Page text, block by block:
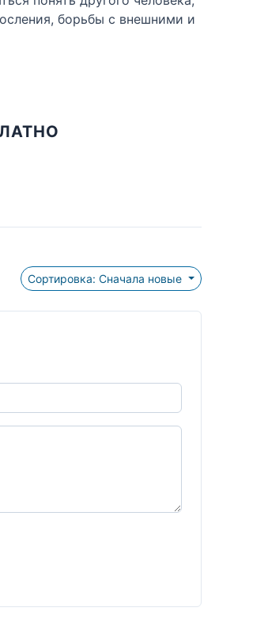
борьбы с внешними и
Сортировка: Сначала новые